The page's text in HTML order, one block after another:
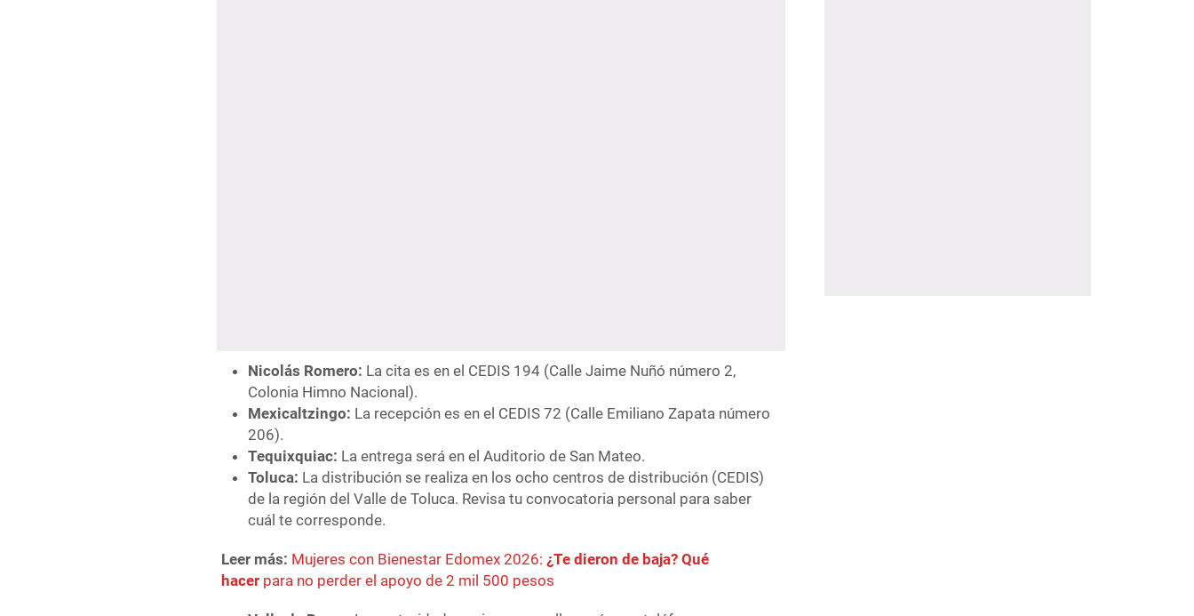
Nicolás Romero: La cita es en el CEDIS 194 (Calle Jaime Nuñó número 2,
Colonia Himno Nacional).
Mexicaltzingo: La recepción es en el CEDIS 72 (Calle Emiliano Zapata número
206).
Tequixquiac: La entrega será en el Auditorio de San Mateo.
Toluca: La distribución se realiza en los ocho centros de distribución (CEDIS)
de la región del Valle de Toluca. Revisa tu convocatoria personal para saber
cuál te corresponde.
Leer más: Mujeres con Bienestar Edomex 2026:¿Te dieron de baja? Qué
hacer para no perder el apoyo de 2 mil 500 pesos